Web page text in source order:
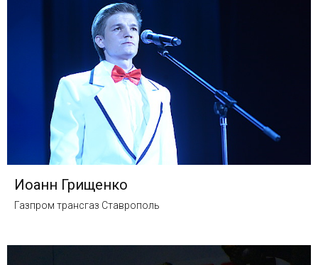
Иоанн Грищенко
Газпром трансгаз Ставрополь